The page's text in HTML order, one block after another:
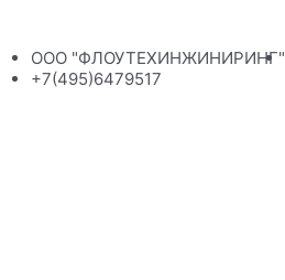
ООО "ФЛОУТЕХИНЖИНИРИНГ"
+7(495)6479517